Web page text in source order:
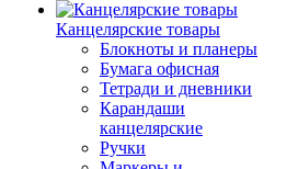
Канцелярские товары
Блокноты и планеры
Бумага офисная
Тетради и дневники
Карандаши
канцелярские
Ручки